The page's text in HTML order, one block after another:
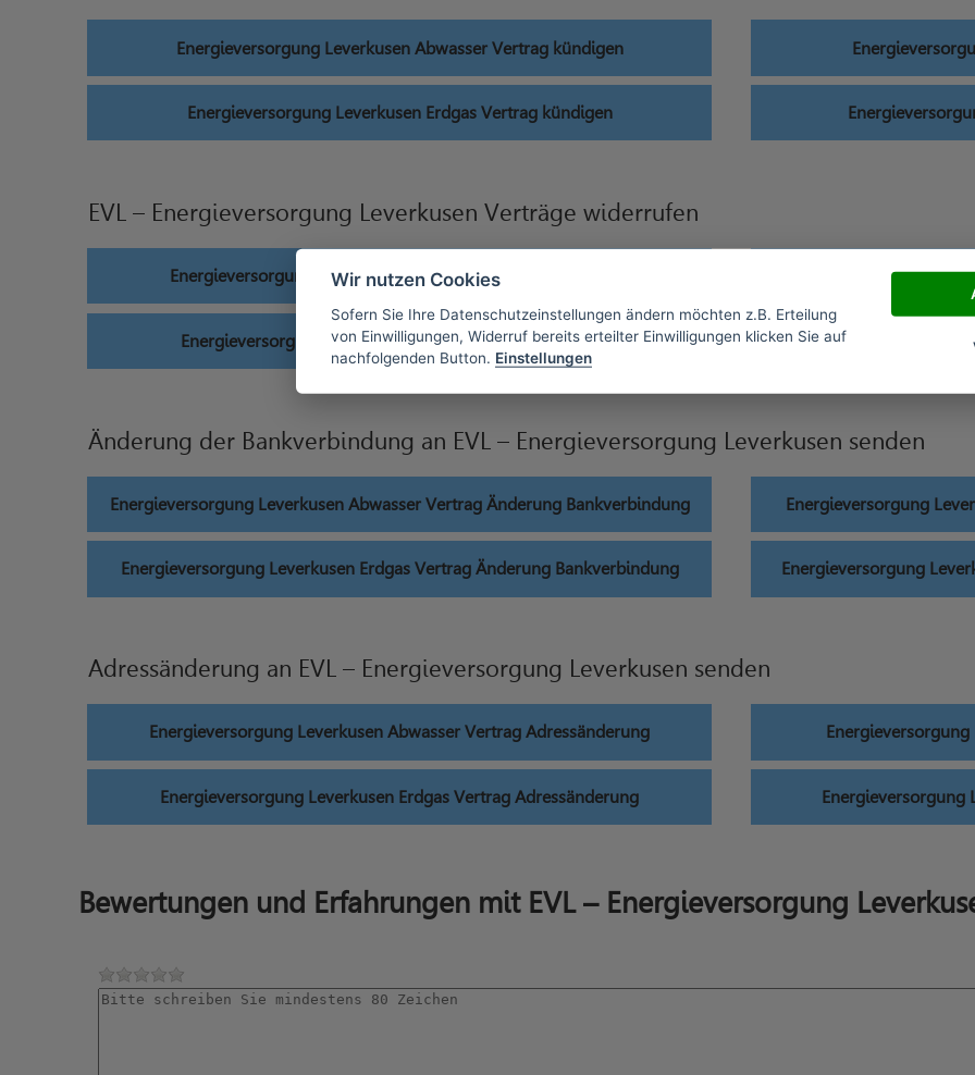
Energieversorgung Leverkusen Abwasser Vertrag kündigen
Energieversorgung Leverkusen Erdgas Vertrag kündigen
EVL – Energieversorgung Leverkusen Verträge widerrufen
Energieversorgung Leverkusen Abwasser Vertrag widerrufen
Energieversorgung Leverkusen Erdgas Vertrag widerrufen
Änderung der Bankverbindung an EVL – Energieversorgung Leverkusen senden
Energieversorgung Leverkusen Abwasser Vertrag Änderung Bankverbindung
Energieversorgung Leverkusen Erdgas Vertrag Änderung Bankverbindung
Energieversorgung
Energieversorgung
Adressänderung an EVL – Energieversorgung Leverkusen senden
Energieversorgung Leverkusen Abwasser Vertrag Adressänderung
Energieversorgung Leverkusen Erdgas Vertrag Adressänderung Energieversorgung
Bewertungen und Erfahrungen mit EVL – Energieversorgung
Wir nutzen Cookies
Sofern Sie Ihre Datenschutzeinstellungen ändern möchten z.B. Erteilung
von Einwilligungen, Widerruf bereits erteilter Einwilligungen klicken Sie auf
nachfolgenden Button. Einstellungen